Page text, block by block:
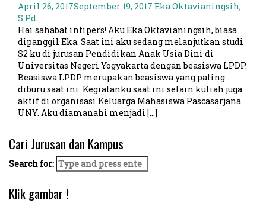
April 26, 2017September 19, 2017 Eka Oktavianingsih,
S.Pd
Hai sahabat intipers! Aku Eka Oktavianingsih, biasa
dipanggil Eka. Saat ini aku sedang melanjutkan studi
S2 ku di jurusan Pendidikan Anak Usia Dini di
Universitas Negeri Yogyakarta dengan beasiswa LPDP.
Beasiswa LPDP merupakan beasiswa yang paling
diburu saat ini. Kegiatanku saat ini selain kuliah juga
aktif di organisasi Keluarga Mahasiswa Pascasarjana
UNY. Aku diamanahi menjadi […]
Cari Jurusan dan Kampus
Search for:
Klik gambar !